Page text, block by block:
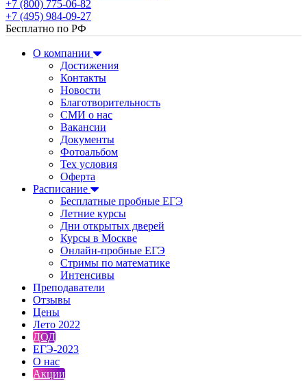
+7 (800) 775-06-82
+7 (495) 984-09-27
Бесплатно по РФ
О компании
Достижения
Контакты
Новости
Благотворительность
СМИ о нас
Вакансии
Документы
Фотоальбом
Тех условия
Оферта
Расписание
Бесплатные пробные ЕГЭ
Летние курсы
Дни открытых дверей
Курсы в Москве
Онлайн-пробные ЕГЭ
Стримы по математике
Интенсивы
Преподаватели
Отзывы
Цены
Лето 2022
ДОД
ЕГЭ-2023
О нас
Акции